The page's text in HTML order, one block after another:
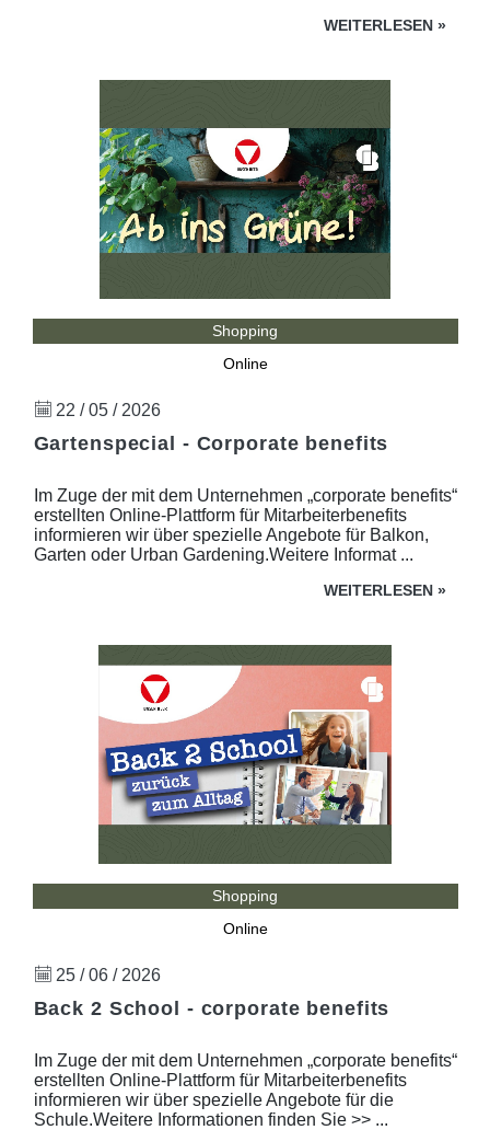
WEITERLESEN »
Shopping
Online
22 / 05 / 2026
Gartenspecial - Corporate benefits
Im Zuge der mit dem Unternehmen „corporate benefits“
erstellten Online-Plattform für Mitarbeiterbenefits
informieren wir über spezielle Angebote für Balkon,
Garten oder Urban Gardening.Weitere Informat ...
WEITERLESEN »
Shopping
Online
25 / 06 / 2026
Back 2 School - corporate benefits
Im Zuge der mit dem Unternehmen „corporate benefits“
erstellten Online-Plattform für Mitarbeiterbenefits
informieren wir über spezielle Angebote für die
Schule.Weitere Informationen finden Sie >> ...